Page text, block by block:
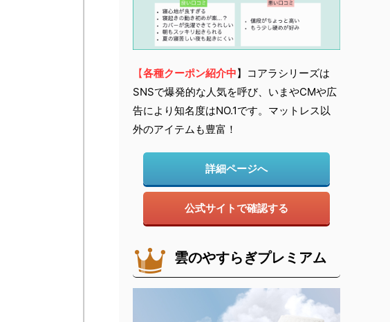
【各種クーポン紹介中】コアラシリーズは
SNSで爆発的な人気を呼び、いまやCMや広
告により知名度はNO.1です。マットレス以
外のアイテムも豊富！
詳細ページへ
公式サイトで確認する
雲のやすらぎプレミアム